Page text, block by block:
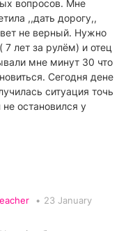
вопросов. Мне
,,дать дорогу,,
не верный. Нужно
7 лет за рулём) и отец
мне минут 30 что
Сегодня дене
ситуация точь
остановился у
• 23 January